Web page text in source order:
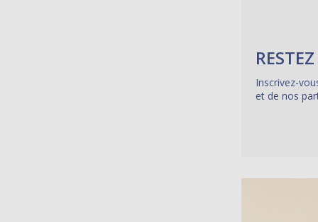
Inscrivez-
et de nos